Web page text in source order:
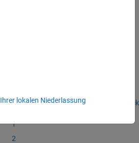
Step 1 of 6 inCreate a Digital Read Block
1
2
lokalen Niederlassung